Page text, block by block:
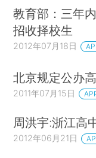
教育部：三年
招收择校生
2012年07月18日
北京规定公办
2011年07月15日
周洪宇:浙江高
2012年06月21日